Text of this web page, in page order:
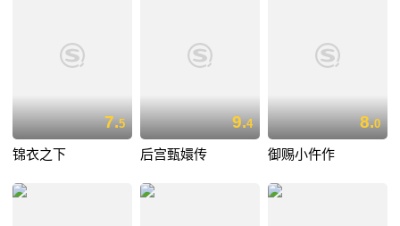
7.5
锦衣之下
9.4
后宫甄嬛传
8.0
御赐小仵作